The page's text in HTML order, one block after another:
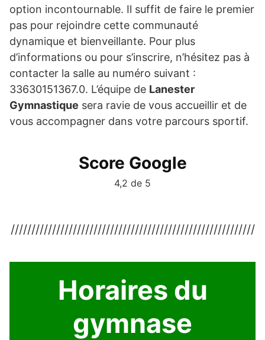
option incontournable. Il suffit de faire le premier
pas pour rejoindre cette communauté
dynamique et bienveillante. Pour plus
d’informations ou pour s’inscrire, n’hésitez pas à
contacter la salle au numéro suivant :
33630151367.0. L’équipe de Lanester
Gymnastique sera ravie de vous accueillir et de
vous accompagner dans votre parcours sportif.
Score Google
4,2 de 5
///////////////////////////////////////////////////////////
Horaires du
gymnase